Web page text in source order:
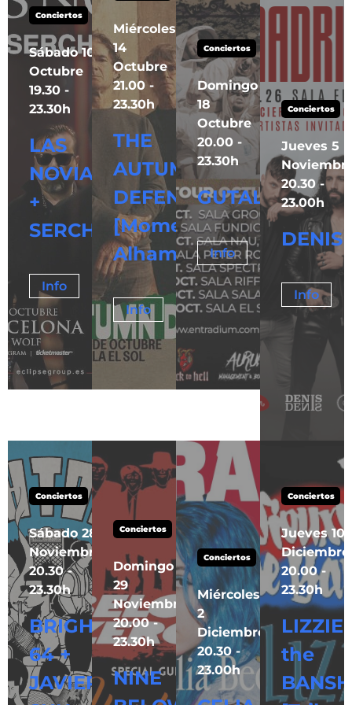
Conciertos
Sábado 10
Octubre
19.30 -
23.30h
LAS
NOVIAS
+
SERCH.
Info Tickets
Miércoles
14
Octubre
21.00 -
23.30h
THE
AUTUMN
DEFENSE
[Momento
Alhambra]
Info Tickets
Conciertos
Domingo
18
Octubre
20.00 -
23.30h
GUTALAX
Info Tickets
HORSE
Info
Conciertos
Jueves 5
20.30 -
23.00h
Info
Conciertos
Sábado 28
Noviembre
20.30 -
23.30h
BRIGHTON
64 +
JAVIER
Conciertos
Domingo
29
Noviembre
20.00 -
23.30h
NINE
Conciertos
Miércoles
2
Diciembre
20.30 -
23.00h
Conciertos
Jueves 10
Diciembre
20.00 -
23.30h
LIZZIE
the